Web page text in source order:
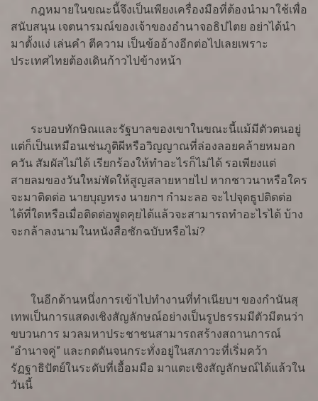
กฎหมายในขณะนี้จึงเป็นเพียงเครื่องมือที่ต้องนำมาใช้เพื่อ
สนับสนุน เจตนารมณ์ของเจ้าของอำนาจอธิปไตย อย่าได้นำ
มาตั้งแง่ เล่นคำ ตีความ เป็นข้ออ้างอีกต่อไปเลยเพราะ
ประเทศไทยต้องเดินก้าวไปข้างหน้า
ระบอบทักษิณและรัฐบาลของเขาในขณะนี้แม้มีตัวตนอยู่
แต่ก็เป็นเหมือนเช่นภูติผีหรือวิญญาณที่ล่องลอยคล้ายหมอก
ควัน สัมผัสไม่ได้ เรียกร้องให้ทำอะไรก็ไม่ได้ รอเพียงแต่
สายลมของวันใหม่พัดให้สูญสลายหายไป หากชาวนาหรือใคร
จะมาติดต่อ นายบุญทรง นายกฯ กำมะลอ จะไปจุดธูปติดต่อ
ได้ที่ใดหรือเมื่อติดต่อพูดคุยได้แล้วจะสามารถทำอะไรได้ บ้าง
จะกล้าลงนามในหนังสือซักฉบับหรือไม่?
ในอีกด้านหนึ่งการเข้าไปทำงานที่ทำเนียบฯ ของกำนันสุ
เทพเป็นการแสดงเชิงสัญลักษณ์อย่างเป็นรูปธรรมมีตัวมีตนว่า
ขบวนการ มวลมหาประชาชนสามารถสร้างสถานการณ์
“อำนาจคู่” และกดดันจนกระทั่งอยู่ในสภาวะที่เริ่มคว้า
รัฏฐาธิปัตย์ในระดับที่เอื้อมมือ มาแตะเชิงสัญลักษณ์ได้แล้วใน
วันนี้